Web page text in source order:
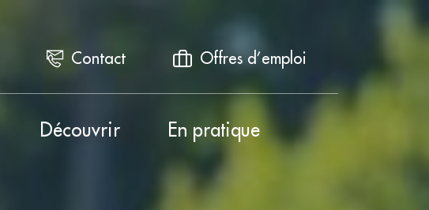
Contact Offres d’emploi
Découvrir En pratique